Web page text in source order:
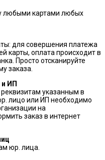
любыми картами любых
для совершения платежа
карты, оплата происходит в
Просто отсканируйте
заказа.
ИП
указанным в
лицо или ИП необходимо
на
заказ в интернет
юр. лица.